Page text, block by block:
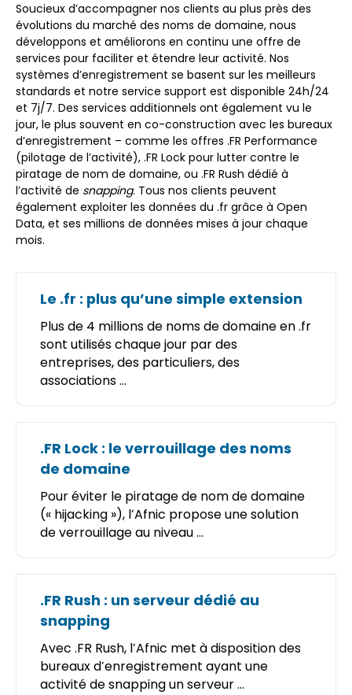
Soucieux d’accompagner nos clients au plus près des
évolutions du marché des noms de domaine, nous
développons et améliorons en continu une offre de
services pour faciliter et étendre leur activité. Nos
systèmes d’enregistrement se basent sur les meilleurs
standards et notre service support est disponible 24h/24
et 7j/7. Des services additionnels ont également vu le
jour, le plus souvent en co-construction avec les bureaux
d’enregistrement – comme les offres .FR Performance
(pilotage de l’activité), .FR Lock pour lutter contre le
piratage de nom de domaine, ou .FR Rush dédié à
l’activité de snapping. Tous nos clients peuvent
également exploiter les données du .fr grâce à Open
Data, et ses millions de données mises à jour chaque
mois.
Le .fr : plus qu’une simple extension
Plus de 4 millions de noms de domaine en .fr
sont utilisés chaque jour par des
entreprises, des particuliers, des
associations ...
.FR Lock : le verrouillage des noms
de domaine
Pour éviter le piratage de nom de domaine
(« hijacking »), l’Afnic propose une solution
de verrouillage au niveau ...
.FR Rush : un serveur dédié au
snapping
Avec .FR Rush, l’Afnic met à disposition des
bureaux d’enregistrement ayant une
activité de snapping un serveur ...